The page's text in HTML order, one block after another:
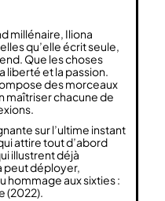
millénaire, Iliona
qu’elle écrit seule,
Que les choses
liberté et la passion.
des morceaux
maîtriser chacune de
sur l’ultime instant
attire tout d’abord
illustrent déjà
peut déployer,
aux sixties :
(2022).